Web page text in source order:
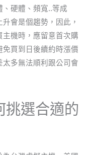
、硬體、頻寬..等成
會是個趨勢，因此，
機時，應留意首次購
買到日後續約時漲價
多無法順利跟公司會
挑選合適的